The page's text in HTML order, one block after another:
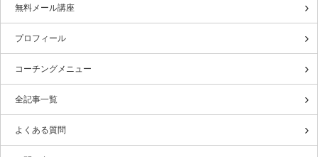
無料メール講座
プロフィール
コーチングメニュー
全記事一覧
よくある質問